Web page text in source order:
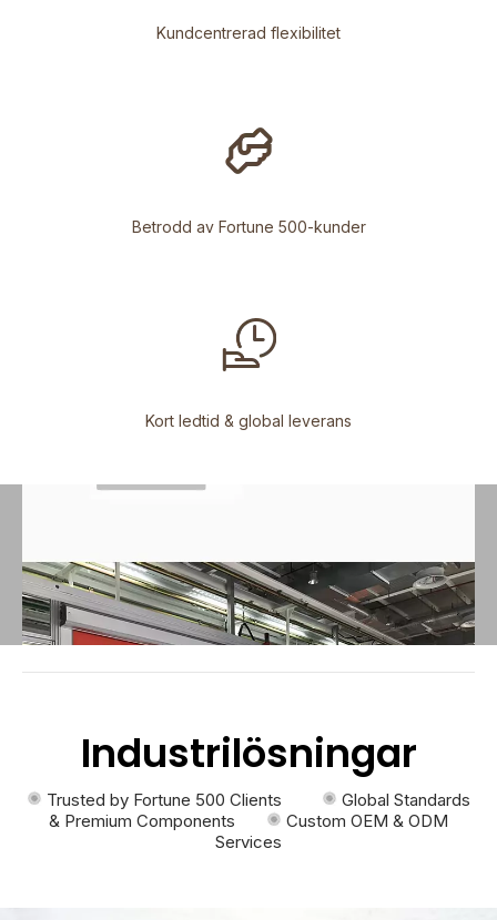
Kundcentrerad flexibilitet
Betrodd av Fortune 500-kunder
Kort ledtid & global leverans
Industrilösningar
Trusted by Fortune 500 Clients
Global Standards
& Premium Components
Custom OEM & ODM
Services